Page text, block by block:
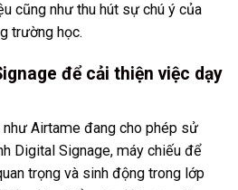
cũng như thu hút sự chú ý của
trường học.
để cải thiện việc dạy
như Airtame đang cho phép sử
Digital Signage, máy chiếu để
trọng và sinh động trong lớp